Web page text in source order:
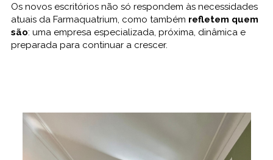
Os novos escritórios não só respondem às necessidades
atuais da Farmaquatrium, como também refletem quem
são: uma empresa especializada, próxima, dinâmica e
preparada para continuar a crescer.